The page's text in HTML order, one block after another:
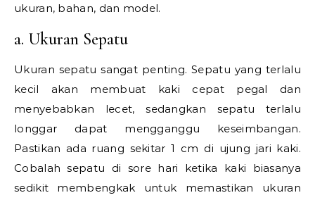
ukuran, bahan, dan model.
a. Ukuran Sepatu
Ukuran sepatu sangat penting. Sepatu yang terlalu
kecil akan membuat kaki cepat pegal dan
menyebabkan lecet, sedangkan sepatu terlalu
longgar dapat mengganggu keseimbangan.
Pastikan ada ruang sekitar 1 cm di ujung jari kaki.
Cobalah sepatu di sore hari ketika kaki biasanya
sedikit membengkak untuk memastikan ukuran